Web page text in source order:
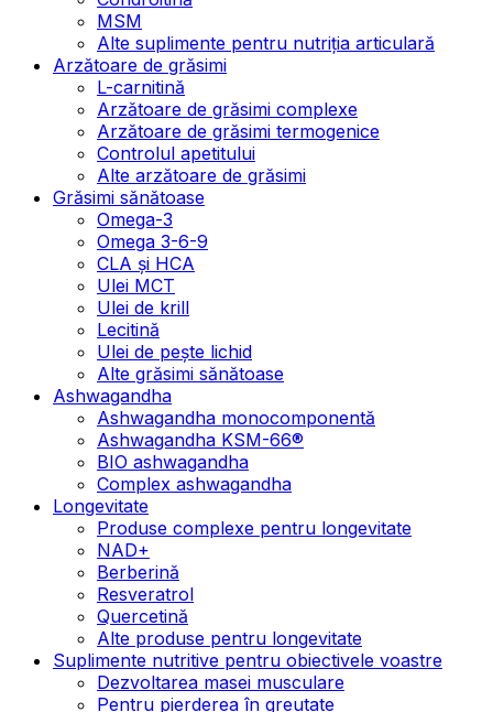
MSM
Alte suplimente pentru nutriția articulară
Arzătoare de grăsimi
L-carnitină
Arzătoare de grăsimi complexe
Arzătoare de grăsimi termogenice
Controlul apetitului
Alte arzătoare de grăsimi
Grăsimi sănătoase
Omega-3
Omega 3-6-9
CLA şi HCA
Ulei MCT
Ulei de krill
Lecitină
Ulei de pește lichid
Alte grăsimi sănătoase
Ashwagandha
Ashwagandha monocomponentă
Ashwagandha KSM-66®
BIO ashwagandha
Complex ashwagandha
Longevitate
Produse complexe pentru longevitate
NAD+
Berberină
Resveratrol
Quercetină
Alte produse pentru longevitate
Suplimente nutritive pentru obiectivele voastre
Dezvoltarea masei musculare
Pentru pierderea în greutate